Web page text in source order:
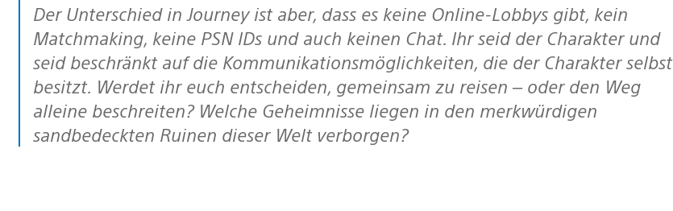
Der Unterschied in Journey ist aber, dass es keine Online-Lobbys gibt, kein
Matchmaking, keine PSN IDs und auch keinen Chat. Ihr seid der Charakter und
seid beschränkt auf die Kommunikationsmöglichkeiten, die der Charakter selbst
besitzt. Werdet ihr euch entscheiden, gemeinsam zu reisen – oder den Weg
alleine beschreiten? Welche Geheimnisse liegen in den merkwürdigen
sandbedeckten Ruinen dieser Welt verborgen?